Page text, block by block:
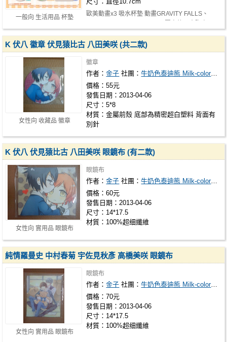
一般向 生活用品 杯墊
歐美動畫x3 吸水杯墊 動畫GRAVITY FALLS、
女性向 收藏品 徽章
K 伏八 徽章 伏見猿比古 八田美咲 (共二款)
徽章
作者：金子 社團：牛奶色泰迪熊 Milk-colored teddy bear
價格：55元
發售日期：2013-04-06
尺寸：5*8
材質：金屬前殼 底部為精密超白塑料 背面有
別針
女性向 實用品 眼鏡布
K 伏八 伏見猿比古 八田美咲 眼鏡布 (有二款)
眼鏡布
作者：金子 社團：牛奶色泰迪熊 Milk-colored teddy bear
價格：60元
發售日期：2013-04-06
尺寸：14*17.5
材質：100%超细纖維
女性向 實用品 眼鏡布
純情羅曼史 中村春菊 宇佐見秋彥 高橋美咲 眼鏡布
眼鏡布
作者：金子 社團：牛奶色泰迪熊 Milk-colored teddy bear
價格：70元
發售日期：2013-04-06
尺寸：14*17.5
材質：100%超细纖維